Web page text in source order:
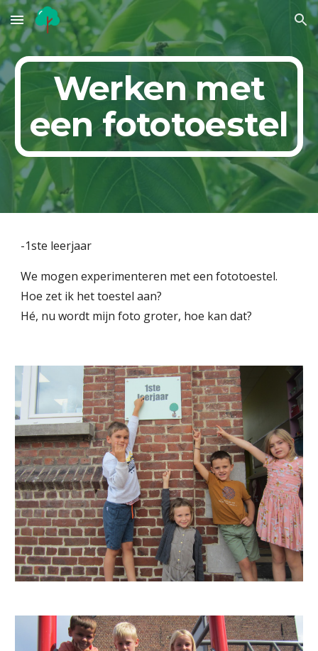
Skip to main content Skip to navigation
Werken met
een fototoestel
-1ste leerjaar
We mogen experimenteren met een fototoestel.
Hoe zet ik het toestel aan?
Hé, nu wordt mijn foto groter, hoe kan dat?